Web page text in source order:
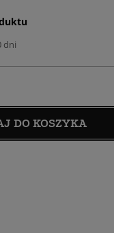
dni
DO KOSZYKA